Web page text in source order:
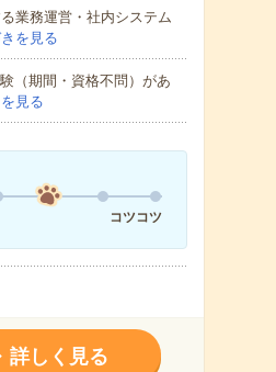
業務運営・社内システム
を見る
（期間・資格不問）があ
見る
コツコツ
詳しく見る